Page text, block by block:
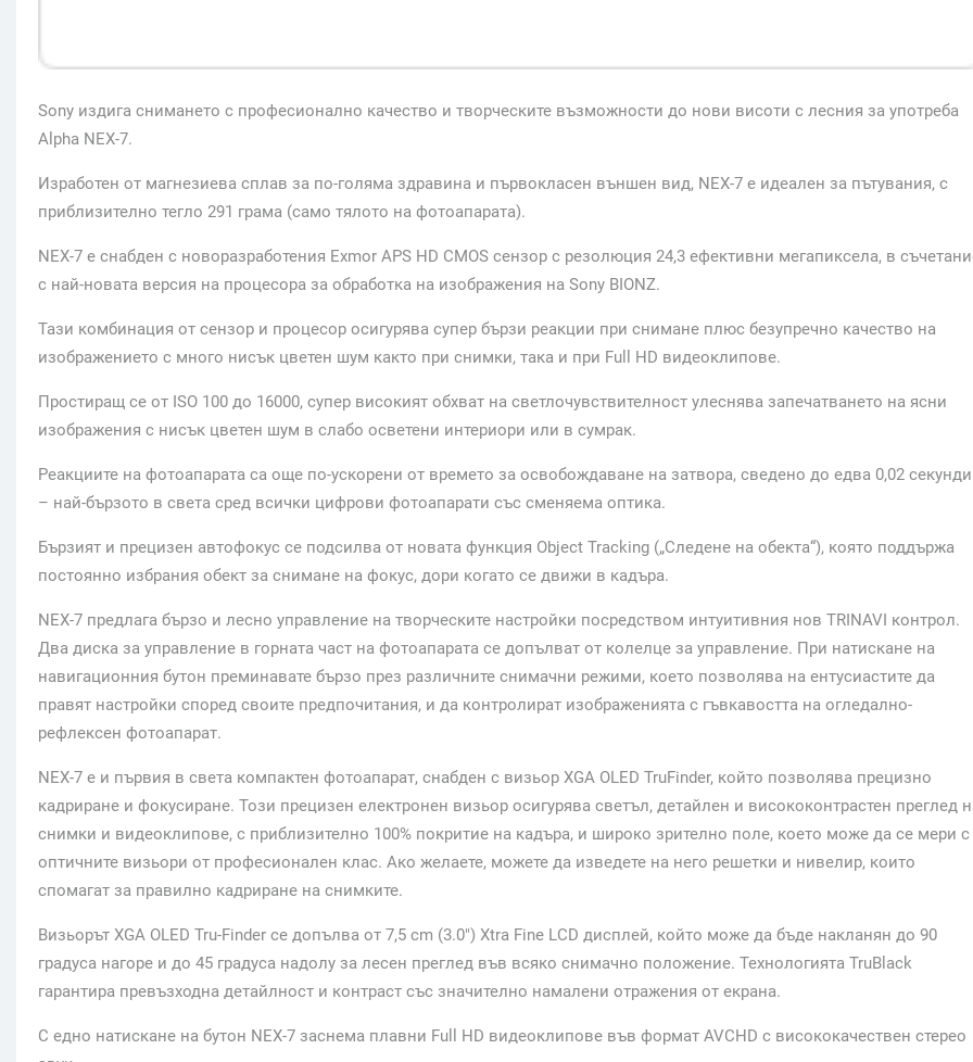
Sony издига снимането с професионално качество и творческите възможности до нови висоти с лесния за употреба
Alpha NEX-7.
Изработен от магнезиева сплав за по-голяма здравина и първокласен външен вид, NEX-7 е идеален за пътувания, с
приблизително тегло 291 грама (само тялото на фотоапарата).
NEX-7 е снабден с новоразработения Exmor APS HD CMOS сензор с резолюция 24,3 ефективни мегапиксела, в
с най-новата версия на процесора за обработка на изображения на Sony BIONZ.
Тази комбинация от сензор и процесор осигурява супер бързи реакции при снимане плюс безупречно качество на
изображението с много нисък цветен шум както при снимки, така и при Full HD видеоклипове.
Простиращ се от ISO 100 до 16000, супер високият обхват на светлочувствителност улеснява запечатването на ясни
изображения с нисък цветен шум в слабо осветени интериори или в сумрак.
Реакциите на фотоапарата са още по-ускорени от времето за освобождаване на затвора, сведено до едва 0,02 секунди
– най-бързото в света сред всички цифрови фотоапарати със сменяема оптика.
Бързият и прецизен автофокус се подсилва от новата функция Object Tracking („Следене на обекта“), която поддържа
постоянно избрания обект за снимане на фокус, дори когато се движи в кадъра.
NEX-7 предлага бързо и лесно управление на творческите настройки посредством интуитивния нов TRINAVI контрол.
Два диска за управление в горната част на фотоапарата се допълват от колелце за управление. При натискане на
навигационния бутон преминавате бързо през различните снимачни режими, което позволява на ентусиастите да
правят настройки според своите предпочитания, и да контролират изображенията с гъвкавостта на огледално-
рефлексен фотоапарат.
NEX-7 е и първия в света компактен фотоапарат, снабден с визьор XGA OLED TruFinder, който позволява прецизно
кадриране и фокусиране. Този прецизен електронен визьор осигурява светъл, детайлен и висококонтрастен преглед
снимки и видеоклипове, с приблизително 100% покритие на кадъра, и широко зрително поле, което може да се мери с
оптичните визьори от професионален клас. Ако желаете, можете да изведете на него решетки и нивелир, които
спомагат за правилно кадриране на снимките.
Визьорът XGA OLED Tru-Finder се допълва от 7,5 cm (3.0″) Xtra Fine LCD дисплей, който може да бъде накланян до 90
градуса нагоре и до 45 градуса надолу за лесен преглед във всяко снимачно положение. Технологията TruBlack
гарантира превъзходна детайлност и контраст със значително намалени отражения от екрана.
С едно натискане на бутон NEX-7 заснема плавни Full HD видеоклипове във формат AVCHD с висококачествен стерео